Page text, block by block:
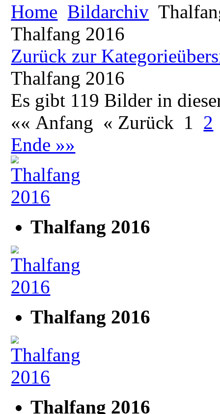
Home Bildarchiv
Thalfang 2016
Zurück zur
Thalfang 2016
Es gibt 119 Bilder in
«« Anfang « Zurück 1 2
Ende »»
Thalfang 2016
Thalfang 2016
Thalfang 2016